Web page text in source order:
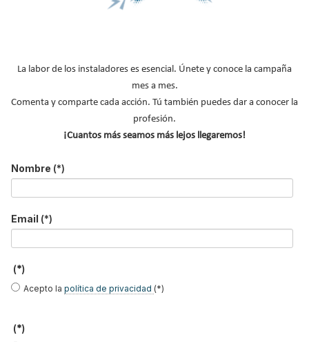
interior para refrigerar o calentar toda la casa a través de una
climatizar toda la casa son cada vez más populares, y por una
buena razón: ofrecen muchos beneficios que los convierten en
una gran opción para toda la casa.
La labor de los instaladores es esencial. Únete y conoce la campaña
mes a mes.
Comenta y comparte cada acción. Tú también puedes dar a conocer la
profesión.
¡Cuantos más seamos más lejos llegaremos!
Nombre (*)
Email (*)
(*)
Acepto la política de privacidad (*)
(*)